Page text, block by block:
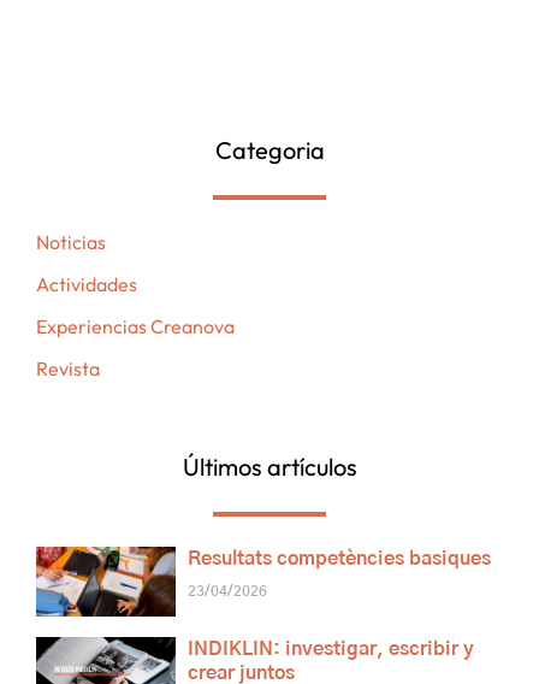
Categoria
Noticias
Actividades
Experiencias Creanova
Revista
Últimos artículos
Resultats competències basiques
23/04/2026
INDIKLIN: investigar, escribir y
crear juntos